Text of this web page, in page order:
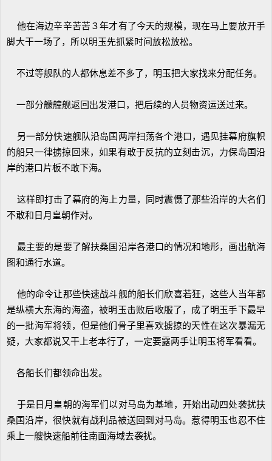
他在海边辛辛苦苦３年才有了今天的规模，现在马上要放开手
脚大干一场了，所以明玉先抓紧时间放松放松。
不过等舰队的人都休息差不多了，明玉把大家找来分配任务。
一部分艨艟舰返回出发港口，把后续的人员物资运送过来。
另一部分快速舰队沿岛国两岸扫荡各个港口，遇见挂幕府旗帜
的船只一律掳掠回来，如果有敢于反抗的立刻击沉，力保岛国沿
岸的港口片板不敢下海。
这样即打击了幕府的海上力量，同时震慑了那些沿岸的大名们
不敢和日月皇朝作对。
最主要的是要了解扶桑国沿岸各港口的情况和地形，画出航海
图和通行水道。
他的命令让那些快速战斗舰的船长们欣喜若狂，这些人当年都
是纵横大东海的海盗，被明玉击败后收服了，成了明玉手下最早
的一批海军将领，但是他们骨子里喜欢掳掠的天性在这次暴漏无
疑，大家都说又干上老本行了，一定要露两手让明玉将军看看。
各船长们都领命出发。
于是日月皇朝的海军们以对马岛为基地，开始出动四处袭扰扶
桑国沿岸，很快就有战利品被送回到对马岛。惹得明玉也忍不住
乘上一艘快速船前往南面海域去袭扰。